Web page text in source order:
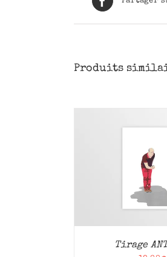
Produits
Tirage
AJOUTER AU